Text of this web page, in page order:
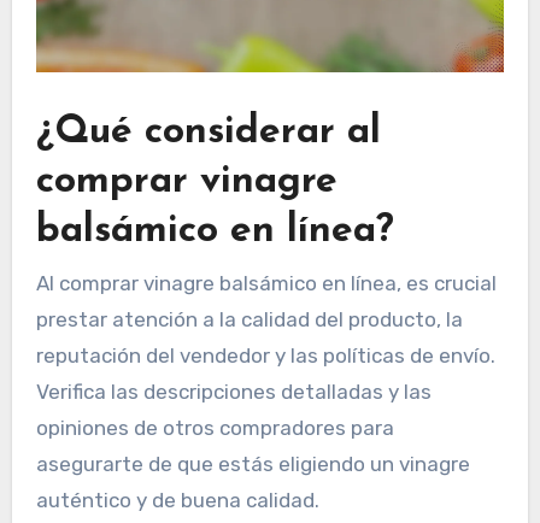
¿Qué considerar al
comprar vinagre
balsámico en línea?
Al comprar vinagre balsámico en línea, es crucial
prestar atención a la calidad del producto, la
reputación del vendedor y las políticas de envío.
Verifica las descripciones detalladas y las
opiniones de otros compradores para
asegurarte de que estás eligiendo un vinagre
auténtico y de buena calidad.